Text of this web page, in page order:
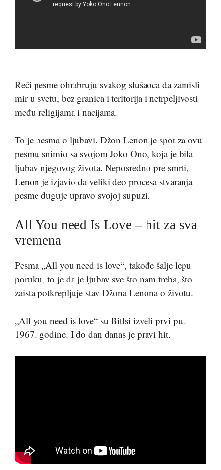
Reči pesme ohrabruju svakog slušaoca da zamisli
mir u svetu, bez granica i teritorija i netrpeljivosti
među religijama i nacijama.
To je pesma o ljubavi. Džon Lenon je spot za ovu
pesmu snimio sa svojom Joko Ono, koja je bila
ljubav njegovog života. Neposredno pre smrti,
Lenon je izjavio da veliki deo procesa stvaranja
pesme duguje upravo svojoj supuzi.
All You need Is Love – hit za sva
vremena
Pesma „All you need is love“, takođe šalje lepu
poruku, to je da je ljubav sve što nam treba, što
zaista potkrepljuje stav Džona Lenona o životu.
„All you need is love“ su Bitlsi izveli prvi put
1967. godine. I do dan danas je pravi hit.